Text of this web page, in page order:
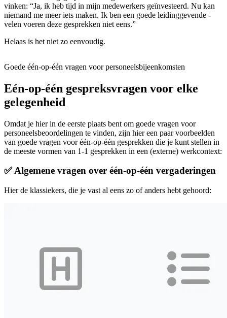
vinken: “Ja, ik heb tijd in mijn medewerkers geïnvesteerd. Nu kan
niemand me meer iets maken. Ik ben een goede leidinggevende -
velen voeren deze gesprekken niet eens.”
Helaas is het niet zo eenvoudig.
Goede één-op-één vragen voor personeelsbijeenkomsten
Eén-op-één gespreksvragen voor elke
gelegenheid
Omdat je hier in de eerste plaats bent om goede vragen voor
personeelsbeoordelingen te vinden, zijn hier een paar voorbeelden
van goede vragen voor één-op-één gesprekken die je kunt stellen in
de meeste vormen van 1-1 gesprekken in een (externe) werkcontext:
✅ Algemene vragen over één-op-één vergaderingen
Hier de klassiekers, die je vast al eens zo of anders hebt gehoord: